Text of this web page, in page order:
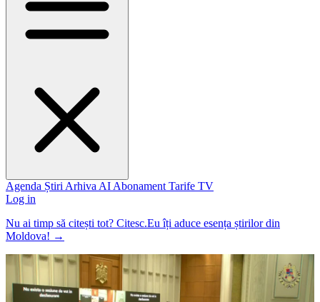
Agenda Știri Arhiva AI Abonament Tarife TV
Log in
Nu ai timp să citești tot? Citesc.Eu îți aduce esența știrilor din
Moldova! →